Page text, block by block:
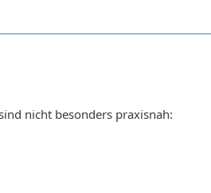
nicht besonders praxisnah: